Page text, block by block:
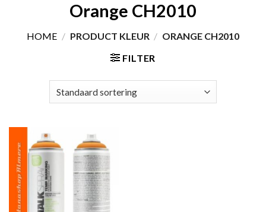
Orange CH2010
HOME / PRODUCT KLEUR / ORANGE CH2010
FILTER